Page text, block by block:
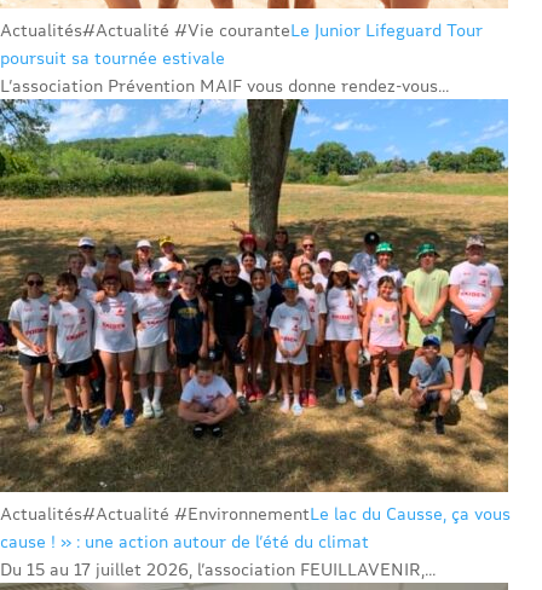
Actualités#Actualité #Vie couranteLe Junior Lifeguard Tour
poursuit sa tournée estivale
L’association Prévention MAIF vous donne rendez-vous...
Actualités#Actualité #EnvironnementLe lac du Causse, ça vous
cause ! » : une action autour de l’été du climat
Du 15 au 17 juillet 2026, l’association FEUILLAVENIR,...